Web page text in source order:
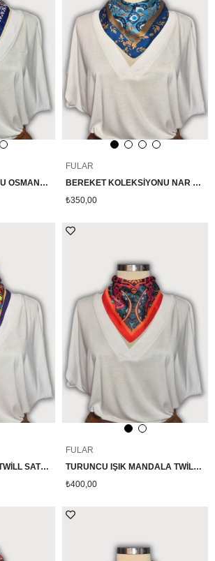
DENGE KOLEKSİYONU OSMANLI GEOMETRİK DESENLİ TWİLL SATEN ÇANTA BOYU FULAR
FULAR
BEREKET KOLEKSİYONU NAR VE NAZAR BONCUĞU DESENLİ HARDAL SARI FULAR
₺350,00
MOR IŞIK MANDALA TWİLL SATEN ÇOK RENKLİ FULAR
FULAR
TURUNCU IŞIK MANDALA TWİLL ÇOK RENKLİ ÇANTA BOYU FULAR
₺400,00